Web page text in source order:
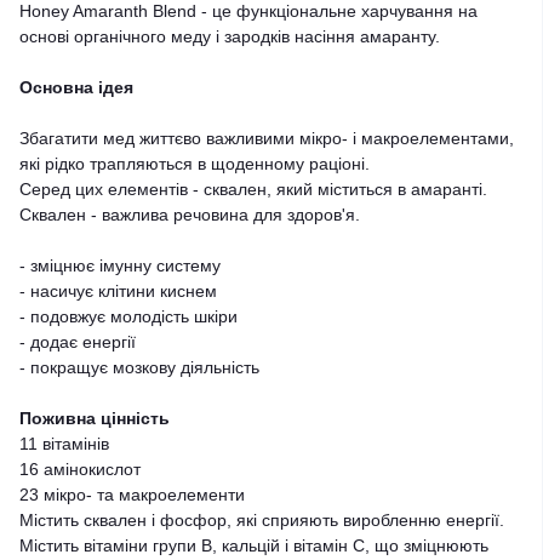
Honey Amaranth Blend - це функціональне харчування на
основі органічного меду і зародків насіння амаранту.
Основна ідея
Збагатити мед життєво важливими мікро- і макроелементами,
які рідко трапляються в щоденному раціоні.
Серед цих елементів - сквален, який міститься в амаранті.
Сквален - важлива речовина для здоров'я.
- зміцнює імунну систему
- насичує клітини киснем
- подовжує молодість шкіри
- додає енергії
- покращує мозкову діяльність
Поживна цінність
11 вітамінів
16 амінокислот
23 мікро- та макроелементи
Містить сквален і фосфор, які сприяють виробленню енергії.
Містить вітаміни групи В, кальцій і вітамін С, що зміцнюють